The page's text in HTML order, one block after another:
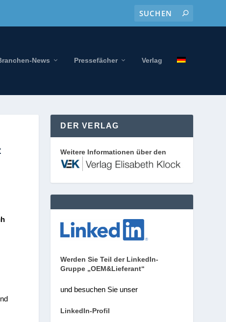
News Pressefächer Verlag
DER VERLAG
Weitere Informationen über den
Werden Sie Teil der LinkedIn-
Gruppe „OEM&Lieferant“
und besuchen Sie unser
LinkedIn-Profil